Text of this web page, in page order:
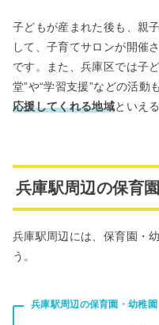
子どもが産まれた後も、親
して、子育てサロンが開催
です。また、兵庫区では子
堂”や“学習支援”などの活動
応援してくれる地域といえ
兵庫駅周辺の保育
兵庫駅周辺には、保育園・
う。
兵庫駅周辺の保育園・幼稚園